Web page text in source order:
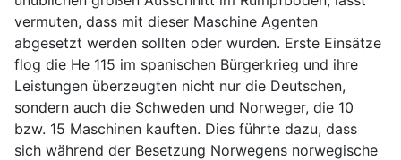
vermuten, dass mit dieser Maschine Agenten
abgesetzt werden sollten oder wurden. Erste Einsätze
flog die He 115 im spanischen Bürgerkrieg und ihre
Leistungen überzeugten nicht nur die Deutschen,
sondern auch die Schweden und Norweger, die 10
bzw. 15 Maschinen kauften. Dies führte dazu, dass
sich während der Besetzung Norwegens norwegische